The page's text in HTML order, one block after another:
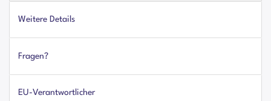
Weitere Details
Fragen?
EU-Verantwortlicher